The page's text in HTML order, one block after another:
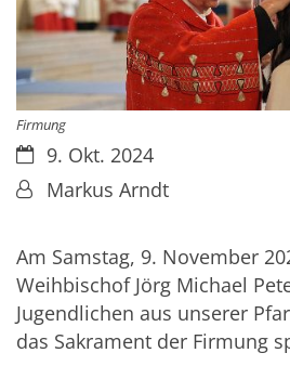
Firmung
Datum:9. Okt. 2024
Von:Markus Arndt
Am Samstag, 9. November
Weihbischof Jörg Michael
Jugendlichen aus unserer
das Sakrament der Firmung